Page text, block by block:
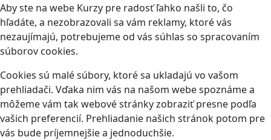
Aby ste na webe Kurzy pre radosť ľahko našli to, čo
hľadáte, a nezobrazovali sa vám reklamy, ktoré vás
nezaujímajú, potrebujeme od vás súhlas so spracovaním
súborov cookies.
Cookies sú malé súbory, ktoré sa ukladajú vo vašom
prehliadači. Vďaka nim vás na našom webe spoznáme a
môžeme vám tak webové stránky zobraziť presne podľa
vašich preferencií. Prehliadanie našich stránok potom pre
vás bude príjemnejšie a jednoduchšie.